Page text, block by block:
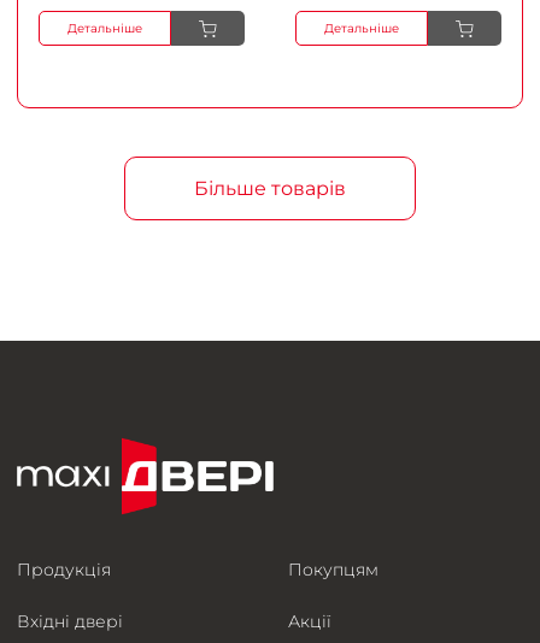
Детальніше Детальніше
Більше товарів
Продукція
Вхідні двері
Покупцям
Акції